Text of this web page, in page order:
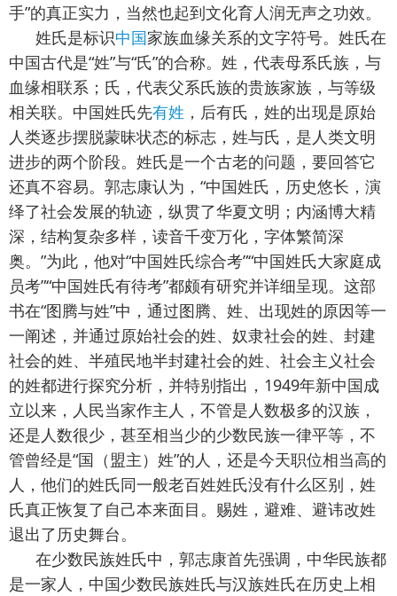
手”的真正实力，当然也起到文化育人润无声之功效。
姓氏是标识中国家族血缘关系的文字符号。姓氏在
中国古代是“姓”与“氏”的合称。姓，代表母系氏族，与
血缘相联系；氏，代表父系氏族的贵族家族，与等级
相关联。中国姓氏先有姓 ，后有氏，姓的出现是原始
人类逐步摆脱蒙昧状态的标志，姓与氏，是人类文明
进步的两个阶段。姓氏是一个古老的问题，要回答它
还真不容易。郭志康认为，“中国姓氏，历史悠长，演
绎了社会发展的轨迹，纵贯了华夏文明；内涵博大精
深，结构复杂多样，读音千变万化，字体繁简深
奥。”为此，他对“中国姓氏综合考”“中国姓氏大家庭成
员考”“中国姓氏有待考”都颇有研究并详细呈现。这部
书在“图腾与姓”中，通过图腾、姓、出现姓的原因等一
一阐述，并通过原始社会的姓、奴隶社会的姓、封建
社会的姓、半殖民地半封建社会的姓、社会主义社会
的姓都进行探究分析，并特别指出，1949年新中国成
立以来，人民当家作主人，不管是人数极多的汉族，
还是人数很少，甚至相当少的少数民族一律平等，不
管曾经是“国（盟主）姓”的人，还是今天职位相当高的
人，他们的姓氏同一般老百姓姓氏没有什么区别，姓
氏真正恢复了自己本来面目。赐姓，避难、避讳改姓
退出了历史舞台。
在少数民族姓氏中，郭志康首先强调，中华民族都
是一家人，中国少数民族姓氏与汉族姓氏在历史上相